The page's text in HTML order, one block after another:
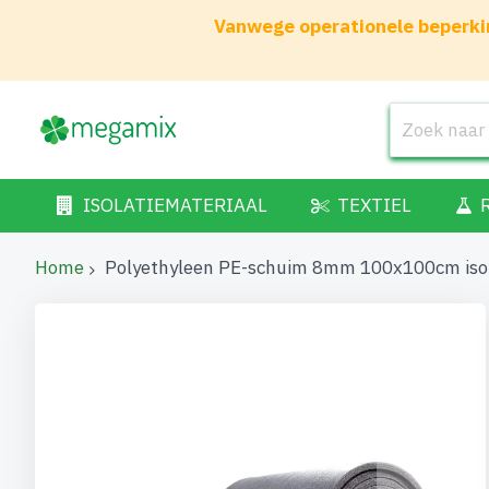
Vanwege operationele
ISOLATIEMATERIAAL TEXTIEL
Home Polyethyleen PE-schuim 8mm 100x100cm